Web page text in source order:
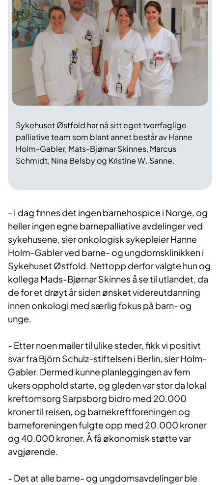
Sykehuset Østfold har nå sitt eget tverrfaglige
palliative team som blant annet består av Hanne
Holm-Gabler, Mats-Bjørnar Skinnes, Marcus
Schmidt, Nina Belsby og Kristine W. Sanne.
- I dag finnes det ingen barnehospice i Norge, og
heller ingen egne barnepalliative avdelinger ved
sykehusene, sier onkologisk sykepleier Hanne
Holm-Gabler ved barne- og ungdomsklinikken i
Sykehuset Østfold. Nettopp derfor valgte hun og
kollega Mads-Bjørnar Skinnes å se til utlandet, da
de for et drøyt år siden ønsket videreutdanning
innen onkologi med særlig fokus på barn- og
unge.
- Etter noen mailer til ulike steder, fikk vi positivt
svar fra Björn Schulz-stiftelsen i Berlin, sier Holm-
Gabler. Dermed kunne planleggingen av fem
ukers opphold starte, og gleden var stor da lokal
kreftomsorg Sarpsborg bidro med 20.000
kroner til reisen, og barnekreftforeningen og
barneforeningen fulgte opp med 20.000 kroner
og 40.000 kroner. Å få økonomisk støtte var
avgjørende.
- Det at alle barne- og ungdomsavdelinger ble